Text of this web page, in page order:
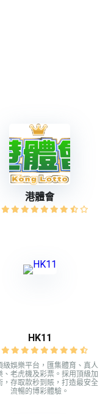
港體會
HK11
級娛樂平台，匯集體育、真人
、老虎機及彩票。採用頂級加
，存取款秒到賬，打造最安全
流暢的博彩體驗。